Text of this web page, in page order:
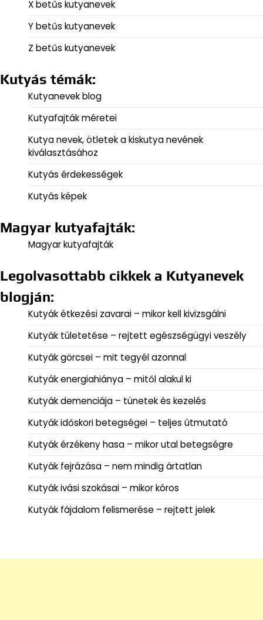
X betűs kutyanevek
Y betűs kutyanevek
Z betűs kutyanevek
Kutyás témák:
Kutyanevek blog
Kutyafajták méretei
Kutya nevek, ötletek a kiskutya nevének
kiválasztásához
Kutyás érdekességek
Kutyás képek
Magyar kutyafajták:
Magyar kutyafajták
Legolvasottabb cikkek a Kutyanevek
blogján:
Kutyák étkezési zavarai – mikor kell kivizsgálni
Kutyák túletetése – rejtett egészségügyi veszély
Kutyák görcsei – mit tegyél azonnal
Kutyák energiahiánya – mitől alakul ki
Kutyák demenciája – tünetek és kezelés
Kutyák időskori betegségei – teljes útmutató
Kutyák érzékeny hasa – mikor utal betegségre
Kutyák fejrázása – nem mindig ártatlan
Kutyák ivási szokásai – mikor kóros
Kutyák fájdalom felismerése – rejtett jelek